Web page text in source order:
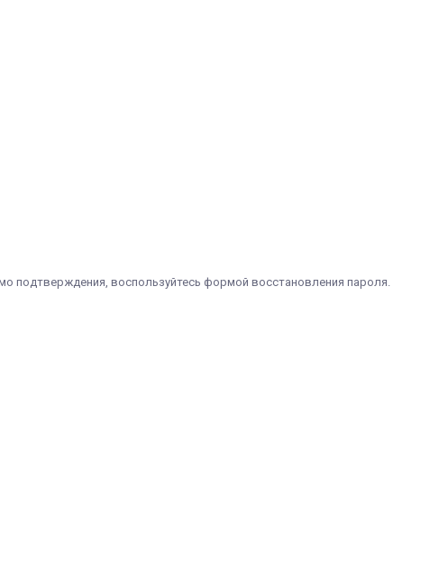
подтверждения, воспользуйтесь формой восстановления пароля.